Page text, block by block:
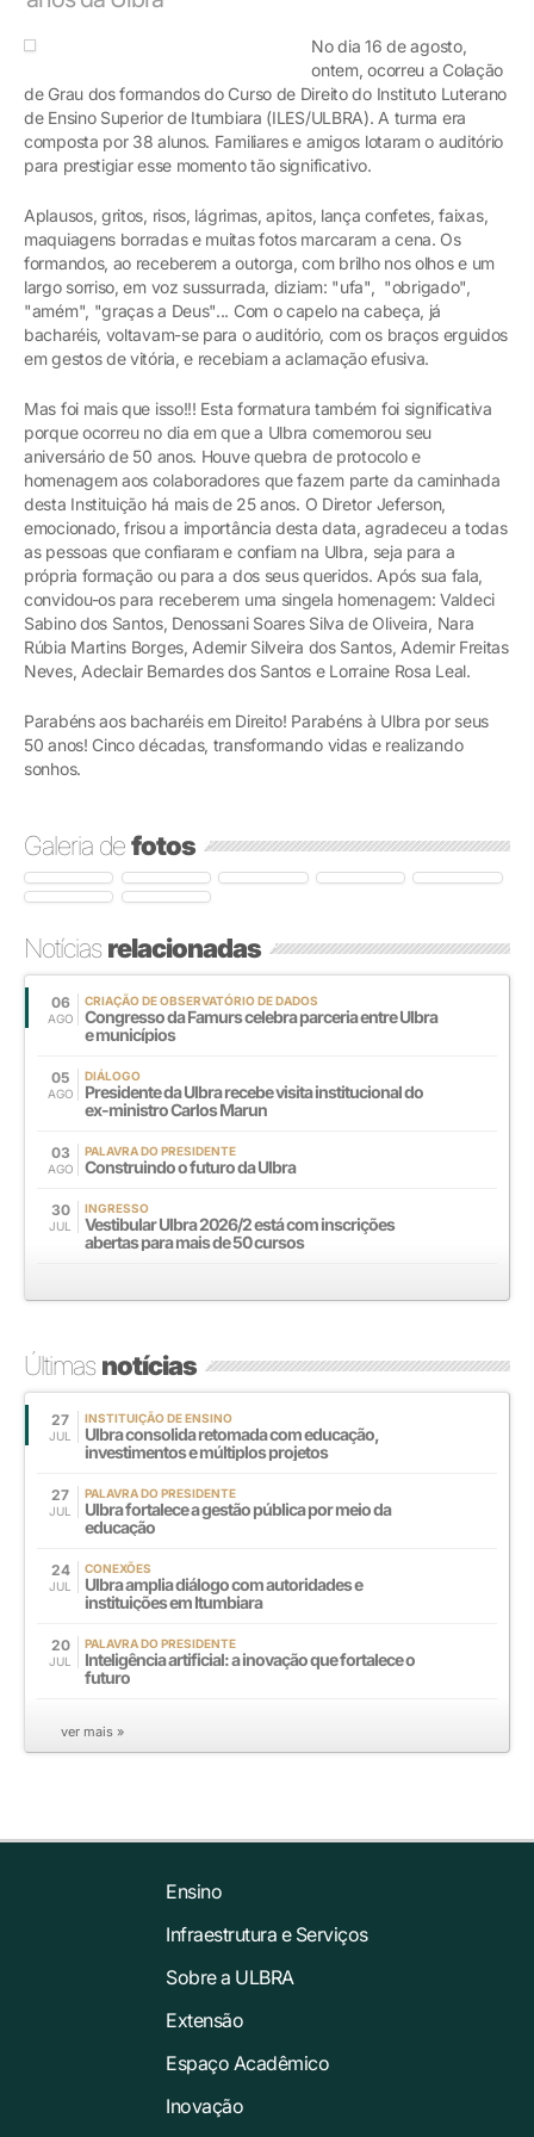
No dia 16 de agosto,
ontem, ocorreu a Colação
de Grau dos formandos do Curso de Direito do Instituto Luterano
de Ensino Superior de Itumbiara (ILES/ULBRA). A turma era
composta por 38 alunos. Familiares e amigos lotaram o auditório
para prestigiar esse momento tão significativo.
Aplausos, gritos, risos, lágrimas, apitos, lança confetes, faixas,
maquiagens borradas e muitas fotos marcaram a cena. Os
formandos, ao receberem a outorga, com brilho nos olhos e um
largo sorriso, em voz sussurrada, diziam: "ufa", "obrigado",
"amém", "graças a Deus"... Com o capelo na cabeça, já
bacharéis, voltavam-se para o auditório, com os braços erguidos
em gestos de vitória, e recebiam a aclamação efusiva.
Mas foi mais que isso!!! Esta formatura também foi significativa
porque ocorreu no dia em que a Ulbra comemorou seu
aniversário de 50 anos. Houve quebra de protocolo e
homenagem aos colaboradores que fazem parte da caminhada
desta Instituição há mais de 25 anos. O Diretor Jeferson,
emocionado, frisou a importância desta data, agradeceu a todas
as pessoas que confiaram e confiam na Ulbra, seja para a
própria formação ou para a dos seus queridos. Após sua fala,
convidou-os para receberem uma singela homenagem: Valdeci
Sabino dos Santos, Denossani Soares Silva de Oliveira, Nara
Rúbia Martins Borges, Ademir Silveira dos Santos, Ademir Freitas
Neves, Adeclair Bernardes dos Santos e Lorraine Rosa Leal.
Parabéns aos bacharéis em Direito! Parabéns à Ulbra por seus
50 anos! Cinco décadas, transformando vidas e realizando
sonhos.
Galeria defotos
Notíciasrelacionadas
06
AGO
CRIAÇÃO DE OBSERVATÓRIO DE DADOS
Congresso da Famurs celebra parceria entre Ulbra
e municípios
05
AGO
DIÁLOGO
Presidente da Ulbra recebe visita institucional do
ex-ministro Carlos Marun
03
AGO
PALAVRA DO PRESIDENTE
Construindo o futuro da Ulbra
30
JUL
INGRESSO
Vestibular Ulbra 2026/2 está com inscrições
abertas para mais de 50 cursos
Últimasnotícias
27
JUL
INSTITUIÇÃO DE ENSINO
Ulbra consolida retomada com educação,
investimentos e múltiplos projetos
27
JUL
PALAVRA DO PRESIDENTE
Ulbra fortalece a gestão pública por meio da
educação
24
JUL
CONEXÕES
Ulbra amplia diálogo com autoridades e
instituições em Itumbiara
20
JUL
PALAVRA DO PRESIDENTE
Inteligência artificial: a inovação que fortalece o
futuro
ver mais »
Ensino
Infraestrutura e Serviços
Sobre a ULBRA
Extensão
Espaço Acadêmico
Inovação